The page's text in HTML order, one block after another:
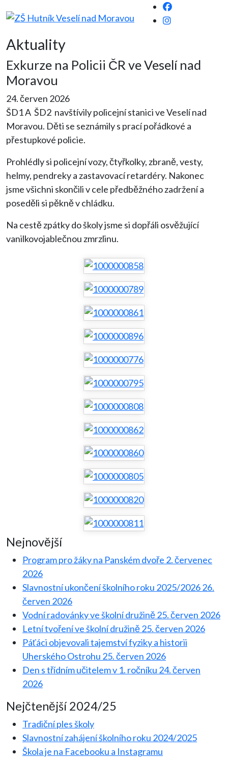
Aktuality
Exkurze na Policii ČR ve Veselí nad
Moravou
24. červen 2026
ŠD1 A ŠD2 navštívily policejní stanici ve Veselí nad
Moravou. Děti se seznámily s prací pořádkové a
přestupkové policie.
Prohlédly si policejní vozy, čtyřkolky, zbraně, vesty,
helmy, pendreky a zastavovací retardéry. Nakonec
jsme všichni skončili v cele předběžného zadržení a
poseděli si pěkně v chládku.
Na cestě zpátky do školy jsme si dopřáli osvěžující
vanilkovojablečnou zmrzlinu.
Nejnovější
Program pro žáky na Panském dvoře 2. červenec
2026
Slavnostní ukončení školního roku 2025/202626.
červen 2026
Vodní radovánky ve školní družině25. červen 2026
Letní tvoření ve školní družině25. červen 2026
Páťáci objevovali tajemství fyziky a historii
Uherského Ostrohu 25. červen 2026
Den s třídním učitelem v 1. ročníku 24. červen
2026
Nejčtenější 2024/25
Tradiční ples školy
Slavnostní zahájení školního roku 2024/2025
Škola je na Facebooku a Instagramu